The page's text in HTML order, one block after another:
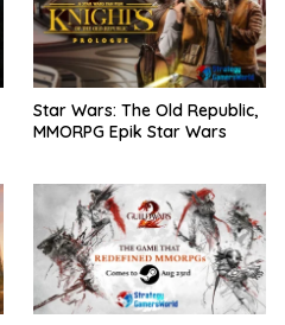
Star Wars: The Old Republic,
MMORPG Epik Star Wars